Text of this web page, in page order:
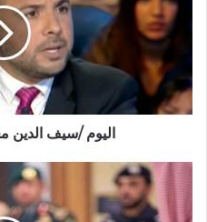
اليوم /سيف الدين